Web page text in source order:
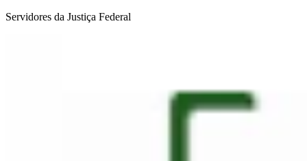
Servidores da Justiça Federal